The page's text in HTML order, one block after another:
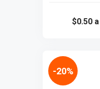
$0.50
-20%